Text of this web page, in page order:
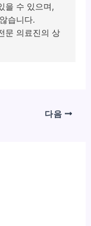
을 수 있으며,
습니다.
문 의료진의 상
다음